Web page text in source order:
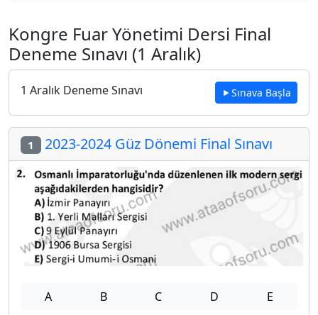
Kongre Fuar Yönetimi Dersi Final
Deneme Sınavı (1 Aralık)
1 Aralık Deneme Sınavı Sınava Başla
1 2023-2024 Güz Dönemi Final Sınavı
A B C D E